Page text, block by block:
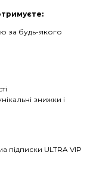
за будь-якого
знижки і
підписки ULTRA VIP